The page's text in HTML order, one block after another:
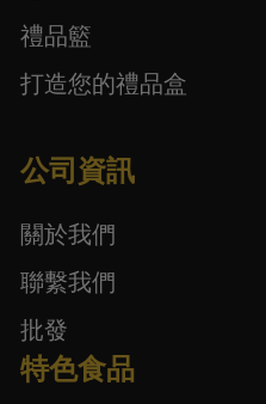
禮品籃
打造您的禮品盒
公司資訊
關於我們
聯繫我們
批發
特色食品